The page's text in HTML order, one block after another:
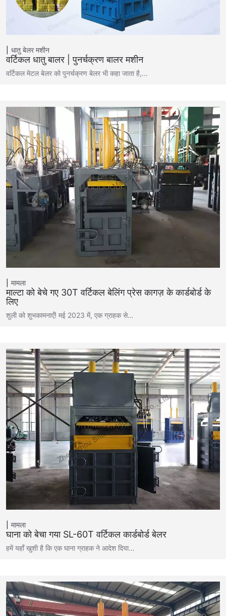
धातु बेलर मशीन
वर्टिकल धातु बालर | पुनर्चक्रण बालर मशीन
वर्टिकल मेटल बेलर को पुनर्चक्रण बेलर भी कहा जाता है,…
मामला
माल्टा को बेचे गए 30T वर्टिकल बेलिंग प्रेस कागज़ के कार्डबोर्ड के
लिए
शुली को शुभकामनाएँ! मई 2023 में, एक ग्राहक से…
मामला
घाना को बेचा गया SL-60T वर्टिकल कार्डबोर्ड बेलर
हमें यहाँ खुशी है कि एक घाना ग्राहक ने आदेश दिया…